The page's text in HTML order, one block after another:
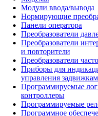
Модули ввода/вывода
Нормирующие
Панели оператора
Преобразователи
Преобразователи
и повторители
Преобразователи
Приборы для
управления
Программируемые
контроллеры
Программируемые
Программное